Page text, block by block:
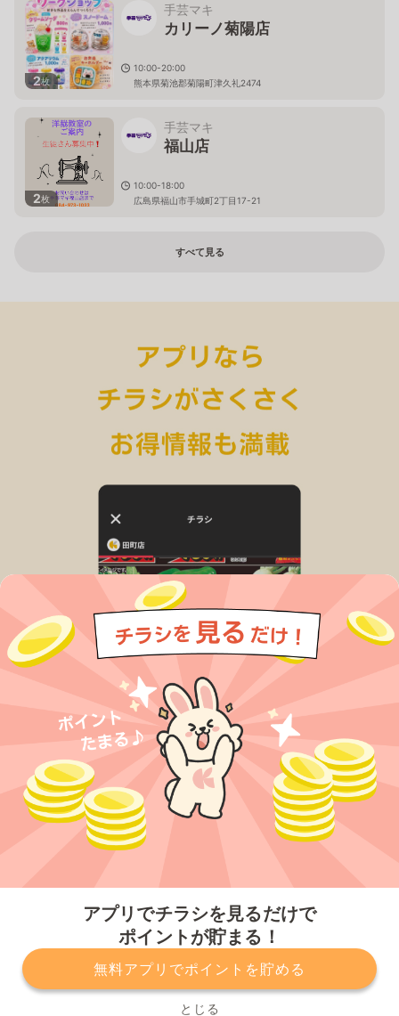
アプリでチラシを見るだけで
ポイントが貯まる！
無料アプリでポイントを貯める
とじる
2枚
手芸マキ
カリーノ菊陽店
10:00-20:00
熊本県菊池郡菊陽町津久礼2474
2枚
手芸マキ
福山店
10:00-18:00
広島県福山市手城町2丁目17-21
すべて見る
プライバシーポリシー 利用規約
運営会社
サービスに関してのお問い合わせ